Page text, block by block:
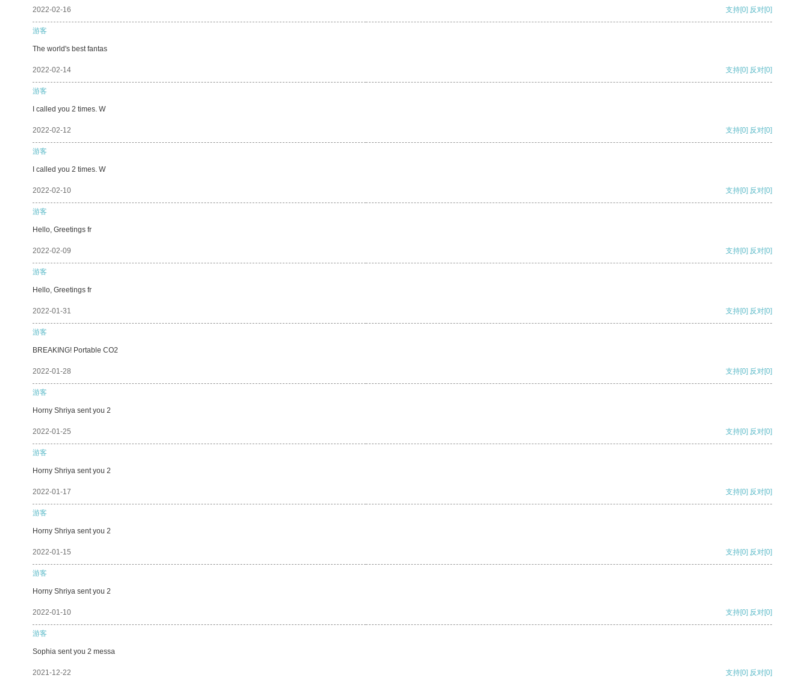
2022-02-16 支持[0] 反对[0]
游客
The world's best fantas
2022-02-14 支持[0] 反对[0]
游客
I called you 2 times. W
2022-02-12 支持[0] 反对[0]
游客
I called you 2 times. W
2022-02-10 支持[0] 反对[0]
游客
Hello, Greetings fr
2022-02-09 支持[0] 反对[0]
游客
Hello, Greetings fr
2022-01-31 支持[0] 反对[0]
游客
BREAKING! Portable CO2
2022-01-28 支持[0] 反对[0]
游客
Horny Shriya sent you 2
2022-01-25 支持[0] 反对[0]
游客
Horny Shriya sent you 2
2022-01-17 支持[0] 反对[0]
游客
Horny Shriya sent you 2
2022-01-15 支持[0] 反对[0]
游客
Horny Shriya sent you 2
2022-01-10 支持[0] 反对[0]
游客
Sophia sent you 2 messa
2021-12-22 支持[0] 反对[0]